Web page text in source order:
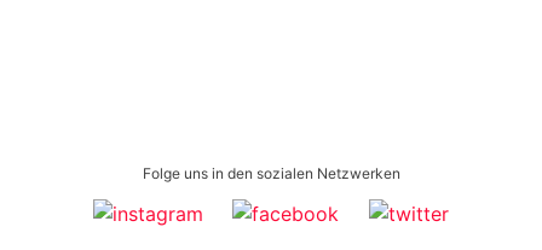
Folge uns in den sozialen Netzwerken